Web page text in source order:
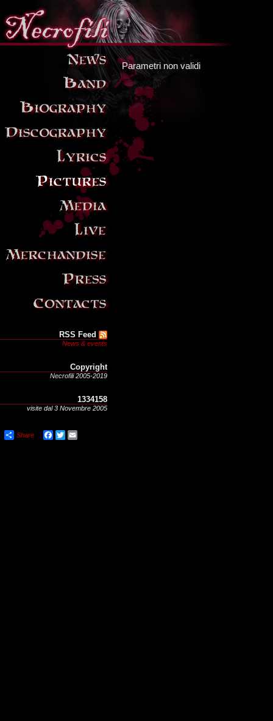
Parametri non validi
RSS Feed
News & events
Copyright
Necrofili 2005-2019
1334158
visite dal 3 Novembre 2005
Share Facebook
Twitter